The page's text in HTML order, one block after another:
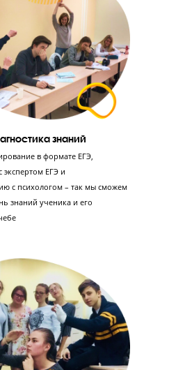
после урока
получает СМС с оценками
и домашнее задание.
!
группе, изначально
время обучения он может